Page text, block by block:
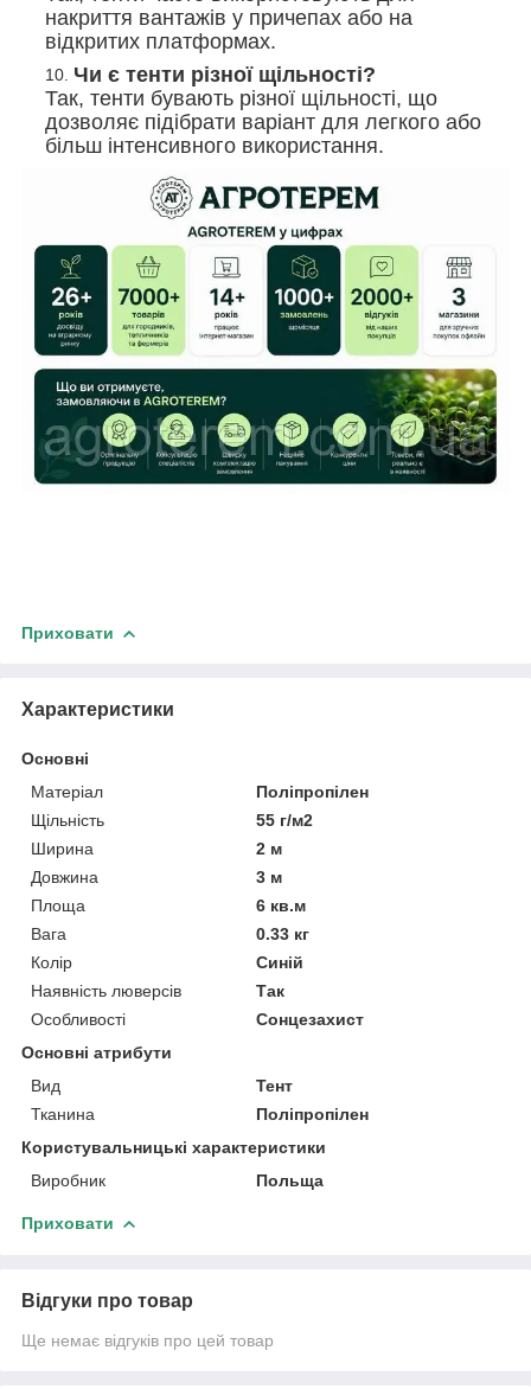
накриття вантажів у причепах або на
відкритих платформах.
Чи є тенти різної щільності?
Так, тенти бувають різної щільності, що
дозволяє підібрати варіант для легкого або
більш інтенсивного використання.
Приховати
Характеристики
Основні
Матеріал
Поліпропілен
Щільність
55 г/м2
Ширина
2 м
Довжина
3 м
Площа
6 кв.м
Вага
0.33 кг
Колір
Синій
Наявність люверсів
Так
Особливості
Сонцезахист
Основні атрибути
Вид
Тент
Тканина
Поліпропілен
Користувальницькі характеристики
Виробник
Польща
Приховати
Відгуки про товар
Ще немає відгуків про цей товар